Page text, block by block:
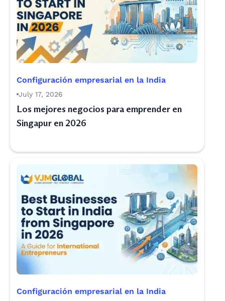
Configuración empresarial en la India
July 17, 2026
Los mejores negocios para emprender en
Singapur en 2026
Configuración empresarial en la India